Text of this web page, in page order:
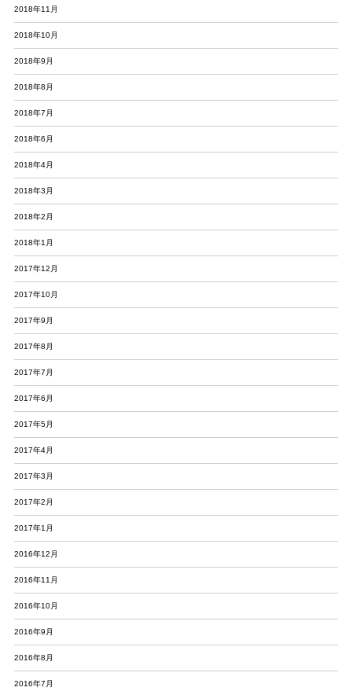
2018年11月
2018年10月
2018年9月
2018年8月
2018年7月
2018年6月
2018年4月
2018年3月
2018年2月
2018年1月
2017年12月
2017年10月
2017年9月
2017年8月
2017年7月
2017年6月
2017年5月
2017年4月
2017年3月
2017年2月
2017年1月
2016年12月
2016年11月
2016年10月
2016年9月
2016年8月
2016年7月